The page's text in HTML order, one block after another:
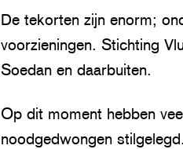
De tekorten zijn enorm;
voorzieningen. Stichting
Soedan en daarbuiten.
Op dit moment hebben
noodgedwongen